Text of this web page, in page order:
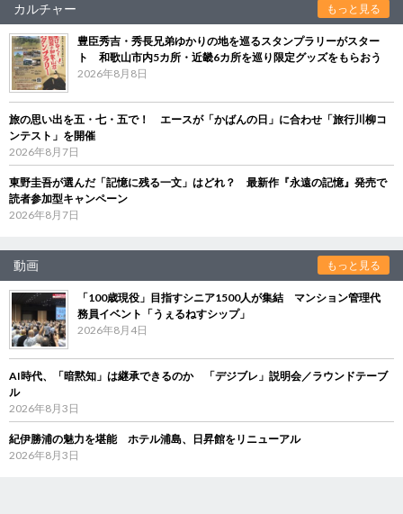
カルチャー もっと見る
豊臣秀吉・秀長兄弟ゆかりの地を巡るスタンプラリーがスター
ト 和歌山市内5カ所・近畿6カ所を巡り限定グッズをもらおう
2026年8月8日
旅の思い出を五・七・五で！ エースが「かばんの日」に合わせ「旅行川柳コ
ンテスト」を開催
2026年8月7日
東野圭吾が選んだ「記憶に残る一文」はどれ？ 最新作『永遠の記憶』発売で
読者参加型キャンペーン
2026年8月7日
動画 もっと見る
「100歳現役」目指すシニア1500人が集結 マンション管理代
務員イベント「うぇるねすシップ」
2026年8月4日
AI時代、「暗黙知」は継承できるのか 「デジブレ」説明会／ラウンドテーブ
ル
2026年8月3日
紀伊勝浦の魅力を堪能 ホテル浦島、日昇館をリニューアル
2026年8月3日